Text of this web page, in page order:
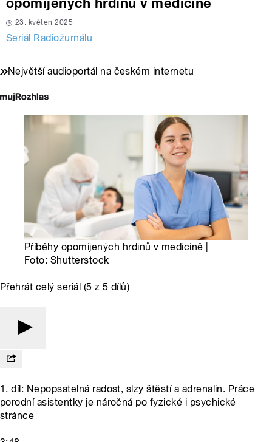
23. květen 2025
Seriál Radiožurnálu
Největší audioportál na českém internetu
Příběhy opomíjených hrdinů v medicíně |
Foto: Shutterstock
Přehrát celý seriál (5 z 5 dílů)
1. díl: Nepopsatelná radost, slzy štěstí a adrenalin. Práce
porodní asistentky je náročná po fyzické i psychické
stránce